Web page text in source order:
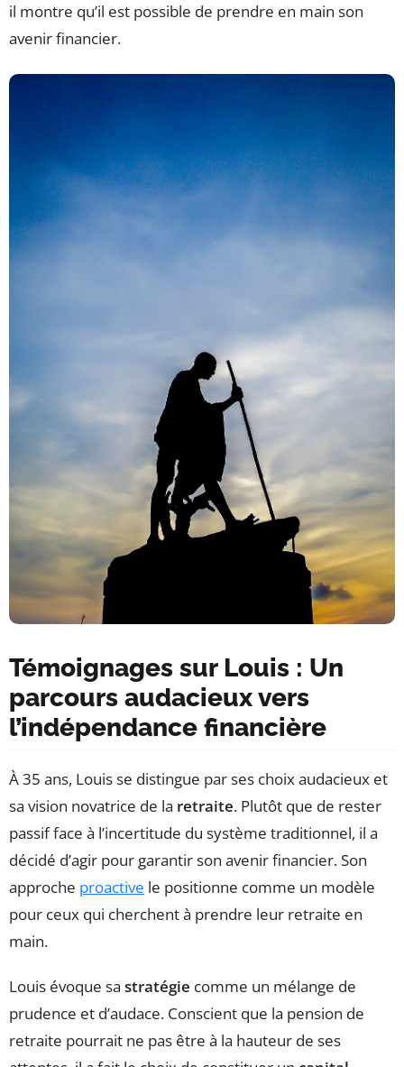
il montre qu’il est possible de prendre en main son
avenir financier.
Témoignages sur Louis : Un
parcours audacieux vers
l’indépendance financière
À 35 ans, Louis se distingue par ses choix audacieux et
sa vision novatrice de la retraite. Plutôt que de rester
passif face à l’incertitude du système traditionnel, il a
décidé d’agir pour garantir son avenir financier. Son
approche proactive le positionne comme un modèle
pour ceux qui cherchent à prendre leur retraite en
main.
Louis évoque sa stratégie comme un mélange de
prudence et d’audace. Conscient que la pension de
retraite pourrait ne pas être à la hauteur de ses